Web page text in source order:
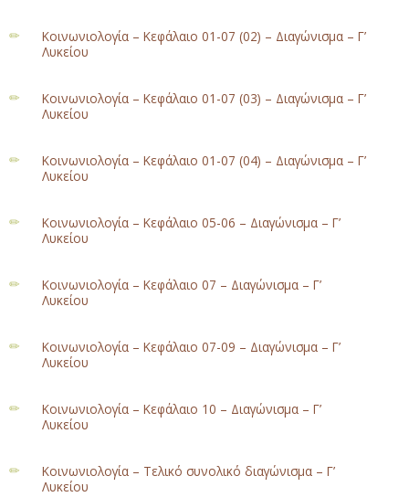
Κοινωνιολογία – Κεφάλαιο 01-07 (02) – Διαγώνισμα – Γ’
Λυκείου
Κοινωνιολογία – Κεφάλαιο 01-07 (03) – Διαγώνισμα – Γ’
Λυκείου
Κοινωνιολογία – Κεφάλαιο 01-07 (04) – Διαγώνισμα – Γ’
Λυκείου
Κοινωνιολογία – Κεφάλαιο 05-06 – Διαγώνισμα – Γ’
Λυκείου
Κοινωνιολογία – Κεφάλαιο 07 – Διαγώνισμα – Γ’
Λυκείου
Κοινωνιολογία – Κεφάλαιο 07-09 – Διαγώνισμα – Γ’
Λυκείου
Κοινωνιολογία – Κεφάλαιο 10 – Διαγώνισμα – Γ’
Λυκείου
Κοινωνιολογία – Τελικό συνολικό διαγώνισμα – Γ’
Λυκείου